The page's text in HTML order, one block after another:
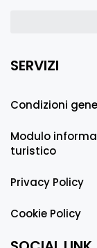
SERVIZI
Condizioni
Modulo
turistico
Privacy Policy
Cookie Policy